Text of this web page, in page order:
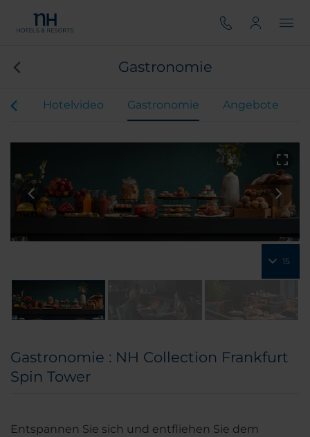
Gastronomie
Hotelvideo Gastronomie Angebote
15
Gastronomie : NH Collection Frankfurt
Spin Tower
Entspannen Sie sich und entfliehen Sie dem